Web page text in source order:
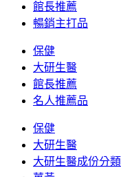
館長推薦
暢銷主打品
保健
大研生醫
館長推薦
名人推薦品
保健
大研生醫
大研生醫成份分類